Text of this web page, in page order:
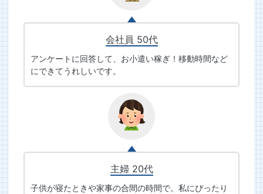
会社員 50代
アンケートに回答して、お小遣い稼ぎ！移動時間など
にできてうれしいです。
主婦 20代
子供が寝たときや家事の合間の時間で。私にぴったり